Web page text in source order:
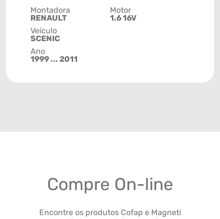
Montadora
RENAULT
Veículo
SCENIC
Ano
1999 ... 2011
Motor
1.6 16V
Compre On-line
Encontre os produtos Cofap e Magneti